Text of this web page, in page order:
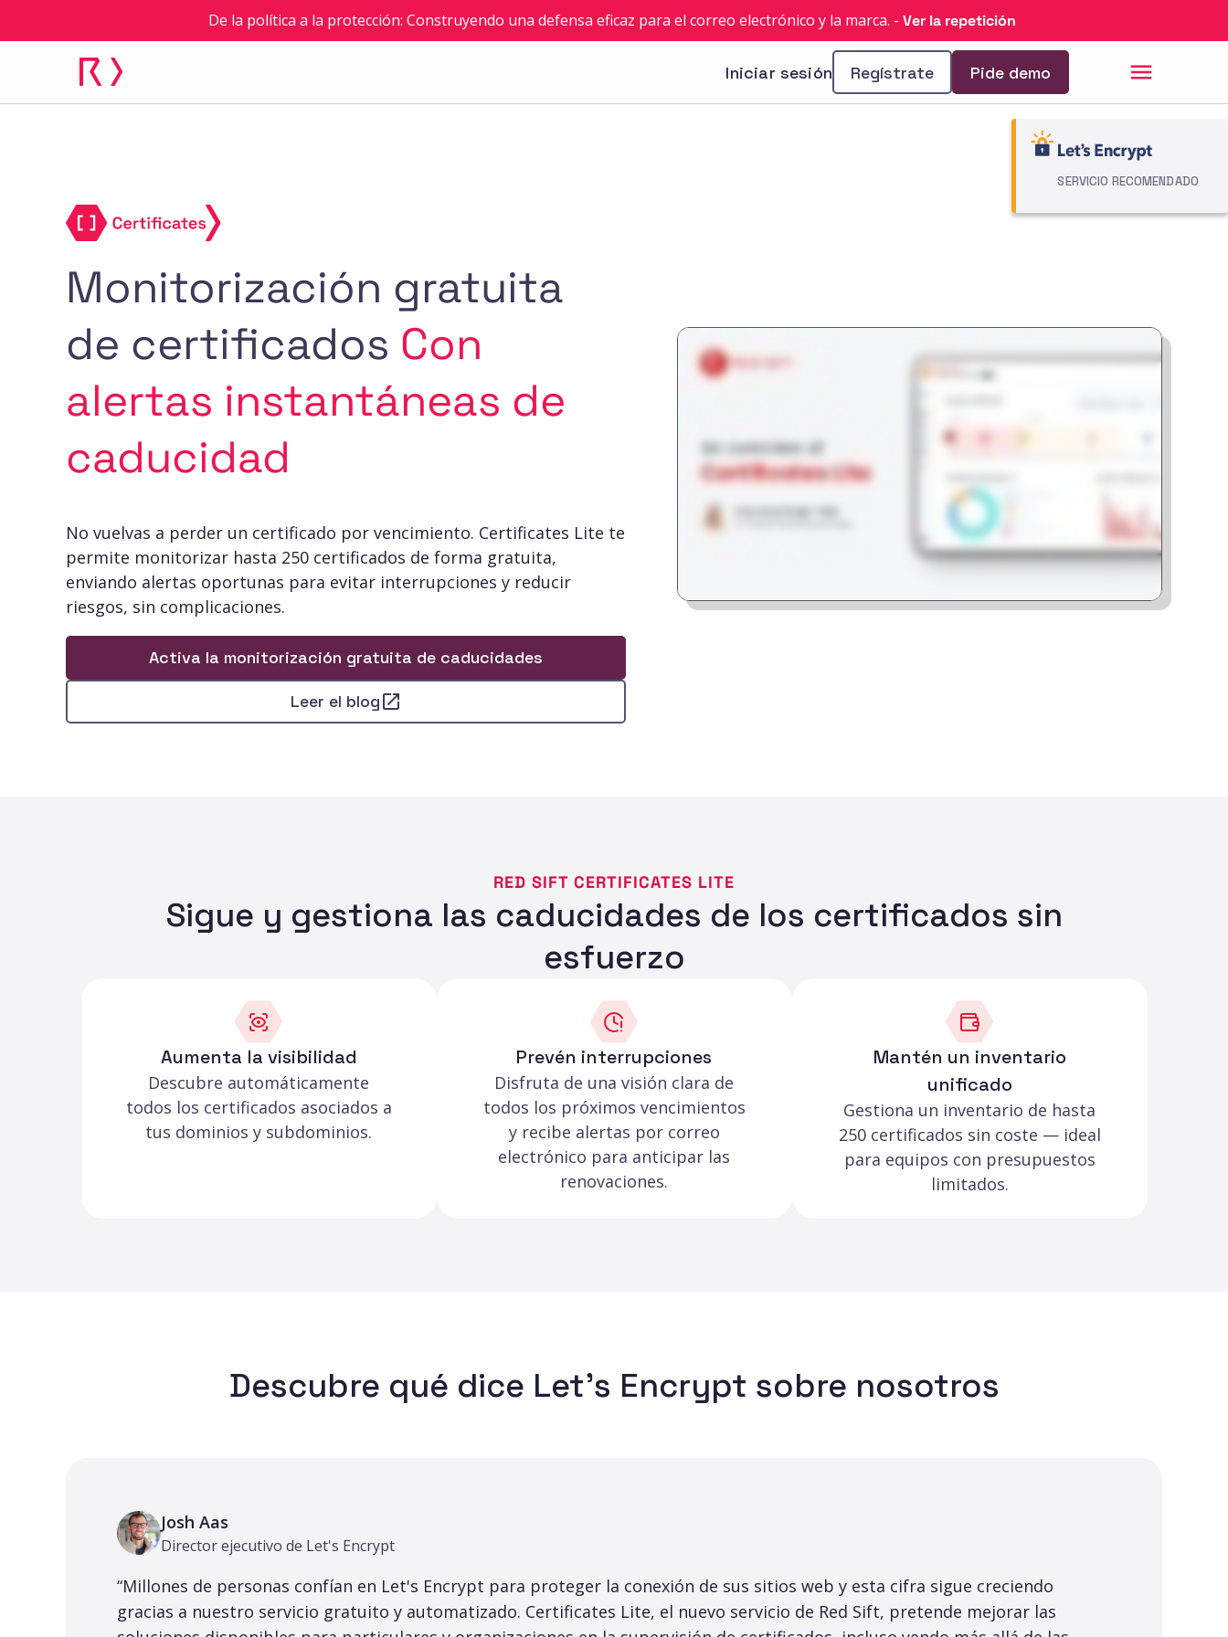
De la política a la protección: Construyendo una defensa eficaz para el correo electrónico y la marca. - Ver la repetición
Iniciar sesión Regístrate Pide demo
SERVICIO RECOMENDADO
Monitorización gratuita
de certificados Con
alertas instantáneas de
caducidad
No vuelvas a perder un certificado por vencimiento. Certificates Lite te
permite monitorizar hasta 250 certificados de forma gratuita,
enviando alertas oportunas para evitar interrupciones y reducir
riesgos, sin complicaciones.
Activa la monitorización gratuita de caducidades
Leer el blog
RED SIFT CERTIFICATES LITE
Sigue y gestiona las caducidades de los certificados sin
esfuerzo
Aumenta la visibilidad
Descubre automáticamente
todos los certificados asociados a
tus dominios y subdominios.
Prevén interrupciones
Disfruta de una visión clara de
todos los próximos vencimientos
y recibe alertas por correo
electrónico para anticipar las
renovaciones.
Mantén un inventario
unificado
Gestiona un inventario de hasta
250 certificados sin coste — ideal
para equipos con presupuestos
limitados.
Descubre qué dice Let's Encrypt sobre nosotros
Josh Aas
Director ejecutivo de Let's Encrypt
“Millones de personas confían en Let's Encrypt para proteger la conexión de sus sitios web y esta cifra sigue creciendo
gracias a nuestro servicio gratuito y automatizado. Certificates Lite, el nuevo servicio de Red Sift, pretende mejorar las